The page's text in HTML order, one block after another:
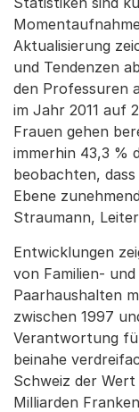
Aktualisierung
und Tendenzen
den Professuren
im Jahr 2011 auf
Frauen gehen
immerhin 43,3 %
beobachten,
Ebene
Straumann,
Entwicklungen
von Familien-
Paarhaushalten
zwischen 1997
Verantwortung
beinahe
Schweiz der
Milliarden